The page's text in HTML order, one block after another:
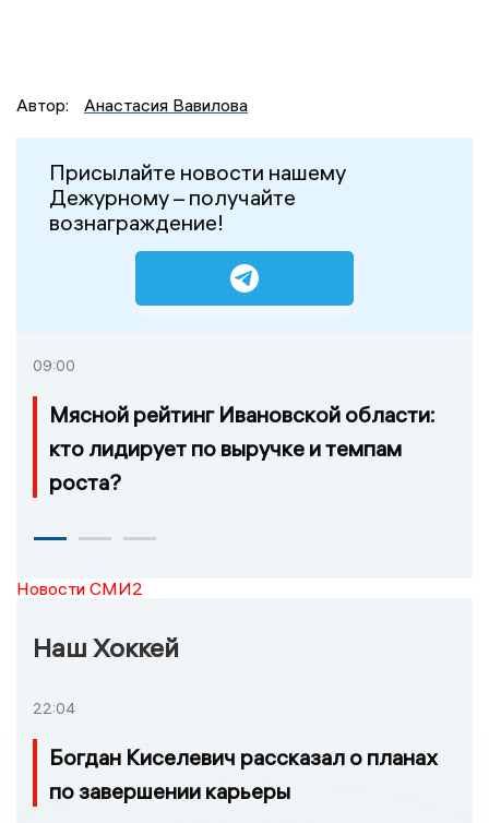
Автор: Анастасия Вавилова
Присылайте новости нашему
Дежурному – получайте
вознаграждение!
09:00
Мясной рейтинг Ивановской области:
кто лидирует по выручке и темпам
роста?
Новости СМИ2
Наш Хоккей
22:04
Богдан Киселевич рассказал о планах
по завершении карьеры